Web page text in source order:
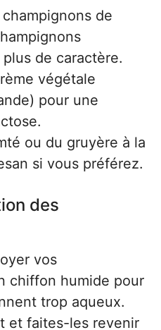
de
de caractère.
végétale
pour une
ou du gruyère à la
si vous préférez.
des
vos
chiffon humide pour
trop aqueux.
et faites-les revenir